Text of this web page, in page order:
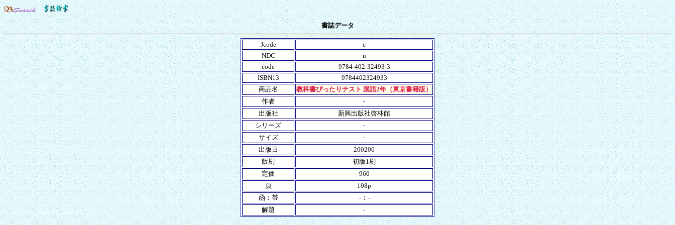
書誌データ
Jcode
c
NDC
n
code
9784-402-32493-3
ISBN13
9784402324933
商品名
教科書ぴったりテスト 国語2年（東京書籍版）
作者
-
出版社
新興出版社啓林館
シリーズ
-
サイズ
-
出版日
200206
版刷
初版1刷
定価
960
頁
108p
函：帯
-：-
解題
-